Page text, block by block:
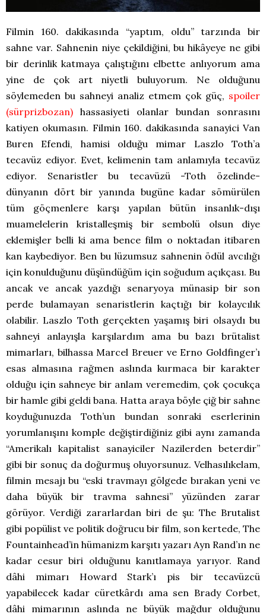
Filmin 160. dakikasında “yaptım, oldu” tarzında bir
sahne var. Sahnenin niye çekildiğini, bu hikâyeye ne gibi
bir derinlik katmaya çalıştığını elbette anlıyorum ama
yine de çok art niyetli buluyorum. Ne olduğunu
söylemeden bu sahneyi analiz etmem çok güç, spoiler
(sürprizbozan) hassasiyeti olanlar bundan sonrasını
katiyen okumasın. Filmin 160. dakikasında sanayici Van
Buren Efendi, hamisi olduğu mimar Laszlo Toth’a
tecavüz ediyor. Evet, kelimenin tam anlamıyla tecavüz
ediyor. Senaristler bu tecavüzü -Toth özelinde-
dünyanın dört bir yanında bugüne kadar sömürülen
tüm göçmenlere karşı yapılan bütün insanlık-dışı
muamelelerin kristalleşmiş bir sembolü olsun diye
eklemişler belli ki ama bence film o noktadan itibaren
kan kaybediyor. Ben bu lüzumsuz sahnenin ödül avcılığı
için konulduğunu düşündüğüm için soğudum açıkçası. Bu
ancak ve ancak yazdığı senaryoya münasip bir son
perde bulamayan senaristlerin kaçtığı bir kolaycılık
olabilir. Laszlo Toth gerçekten yaşamış biri olsaydı bu
sahneyi anlayışla karşılardım ama bu bazı brütalist
mimarları, bilhassa Marcel Breuer ve Erno Goldfinger’ı
esas almasına rağmen aslında kurmaca bir karakter
olduğu için sahneye bir anlam veremedim, çok çocukça
bir hamle gibi geldi bana. Hatta araya böyle çiğ bir sahne
koyduğunuzda Toth’un bundan sonraki eserlerinin
yorumlanışını komple değiştirdiğiniz gibi aynı zamanda
“Amerikalı kapitalist sanayiciler Nazilerden beterdir”
gibi bir sonuç da doğurmuş oluyorsunuz. Velhasılıkelam,
filmin mesajı bu “eski travmayı gölgede bırakan yeni ve
daha büyük bir travma sahnesi” yüzünden zarar
görüyor. Verdiği zararlardan biri de şu: The Brutalist
gibi popülist ve politik doğrucu bir film, son kertede, The
Fountainhead’in hümanizm karşıtı yazarı Ayn Rand’ın ne
kadar cesur biri olduğunu kanıtlamaya yarıyor. Rand
dâhi mimarı Howard Stark’ı pis bir tecavüzcü
yapabilecek kadar cüretkârdı ama sen Brady Corbet,
dâhi mimarının aslında ne büyük mağdur olduğunu